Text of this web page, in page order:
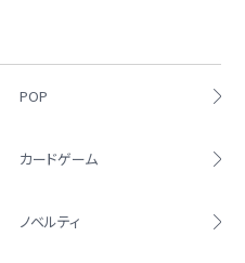
POP
カードゲーム
ノベルティ